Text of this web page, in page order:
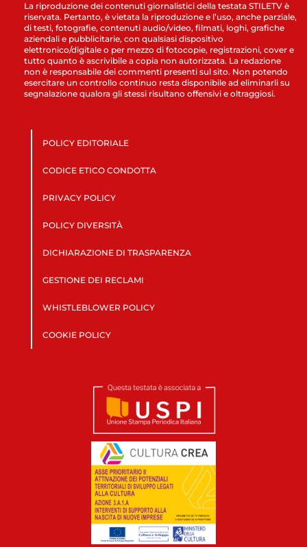
La riproduzione dei contenuti giornalistici della testata STILETV è
riservata. Pertanto, è vietata la riproduzione e l’uso, anche parziale,
di testi, fotografie, contenuti audio/video, filmati, loghi, grafiche
aziendali e pubblicitarie, con qualsiasi dispositivo
elettronico/digitale o per mezzo di fotocopie, registrazioni, cover e
tutto quanto è ascrivibile a copia non autorizzata. La redazione
non è responsabile dei commenti presenti sul sito. Non potendo
esercitare un controllo continuo resta disponibile ad eliminarli su
segnalazione qualora gli stessi risultano offensivi e oltraggiosi.
POLICY EDITORIALE
CODICE ETICO CONDOTTA
PRIVACY POLICY
POLICY DIVERSITÀ
DICHIARAZIONE DI TRASPARENZA
GESTIONE DEI RECLAMI
WHISTLEBLOWER POLICY
COOKIE POLICY